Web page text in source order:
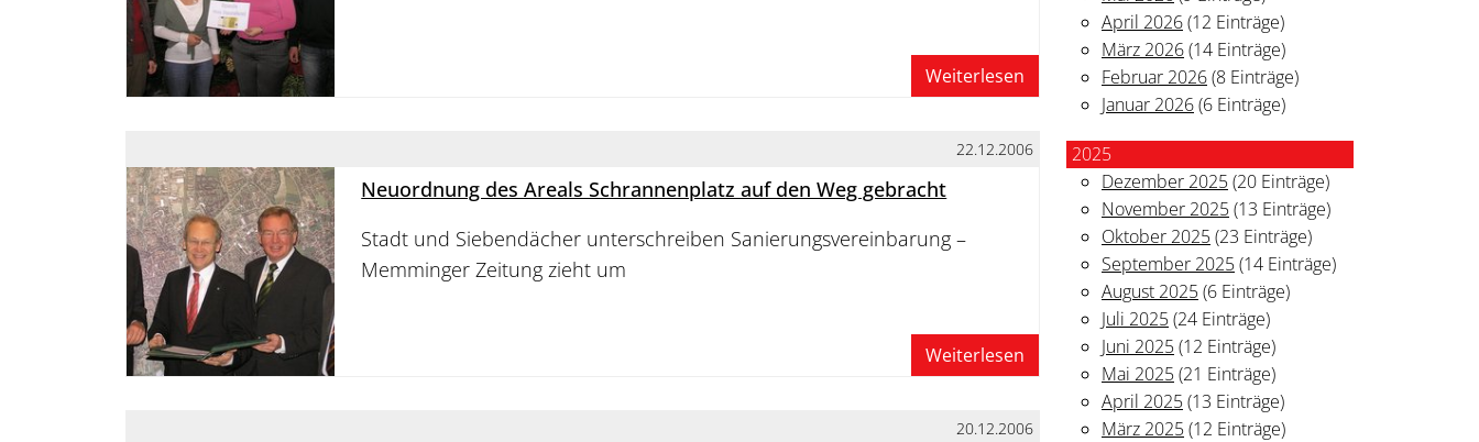
Weiterlesen
22.12.2006
Neuordnung des Areals Schrannenplatz auf den Weg gebracht
Stadt und Siebendächer unterschreiben Sanierungsvereinbarung –
Memminger Zeitung zieht um
Weiterlesen
20.12.2006
April 2026(12 Einträge)
März 2026(14 Einträge)
Februar 2026(8 Einträge)
Januar 2026(6 Einträge)
2025
Dezember 2025(20 Einträge)
November 2025(13 Einträge)
Oktober 2025(23 Einträge)
September 2025(14 Einträge)
August 2025(6 Einträge)
Juli 2025(24 Einträge)
Juni 2025(12 Einträge)
Mai 2025(21 Einträge)
April 2025(13 Einträge)
März 2025(12 Einträge)